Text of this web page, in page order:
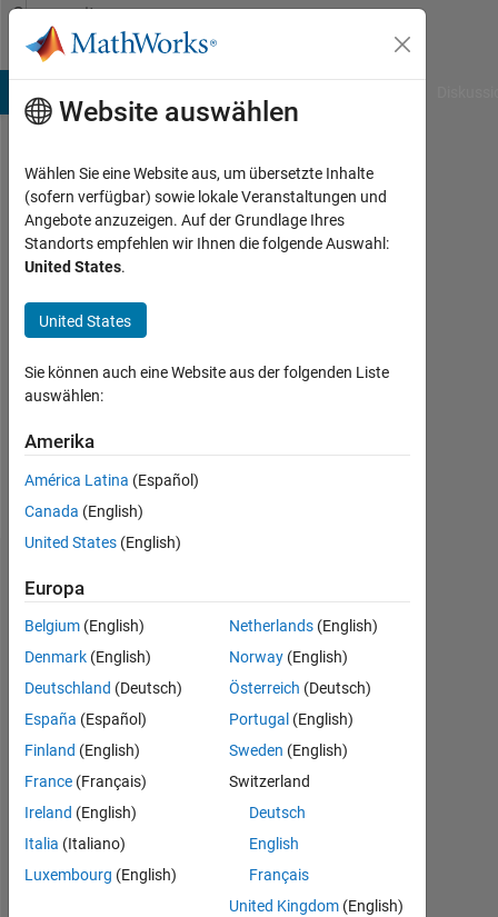
Weiter zum Inhalt
Community
Profile
Bekay.Kang
Aktiv
seit
2016
Followers:
Following:
Follow
Statistik
MATLAB Answers
BEITRÄGE L
-2
-1
1
2
3
4
5
6
7
Website auswählen
Wählen Sie eine Website aus, um übersetzte Inhalte
(sofern verfügbar) sowie lokale Veranstaltungen und
Angebote anzuzeigen. Auf der Grundlage Ihres
Standorts empfehlen wir Ihnen die folgende Auswahl:
United States.
United States
Sie können auch eine Website aus der folgenden Liste
auswählen:
Amerika
América Latina (Español)
Canada (English)
United States (English)
Europa
Belgium (English)
Denmark (English)
Deutschland (Deutsch)
España (Español)
Finland (English)
France (Français)
Ireland (English)
Italia (Italiano)
Luxembourg (English)
Netherlands (English)
Norway (English)
Österreich (Deutsch)
Portugal (English)
Sweden (English)
Switzerland
Deutsch
English
Français
United Kingdom (English)